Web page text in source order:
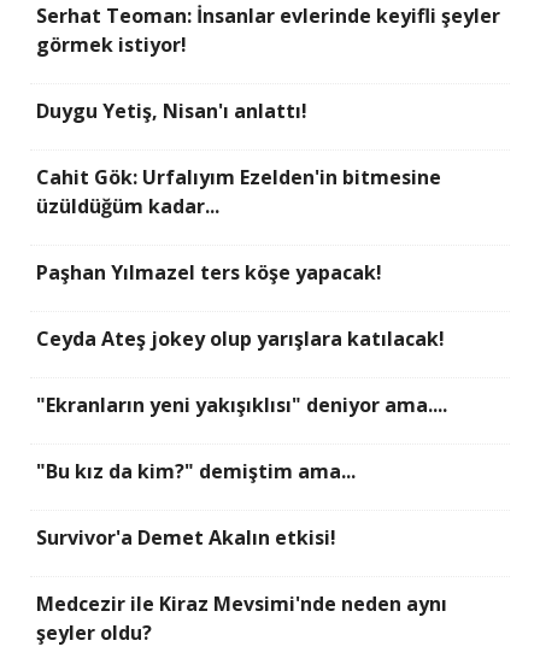
Serhat Teoman: İnsanlar evlerinde keyifli şeyler
görmek istiyor!
Duygu Yetiş, Nisan'ı anlattı!
Cahit Gök: Urfalıyım Ezelden'in bitmesine
üzüldüğüm kadar...
Paşhan Yılmazel ters köşe yapacak!
Ceyda Ateş jokey olup yarışlara katılacak!
"Ekranların yeni yakışıklısı" deniyor ama....
"Bu kız da kim?" demiştim ama...
Survivor'a Demet Akalın etkisi!
Medcezir ile Kiraz Mevsimi'nde neden aynı
şeyler oldu?